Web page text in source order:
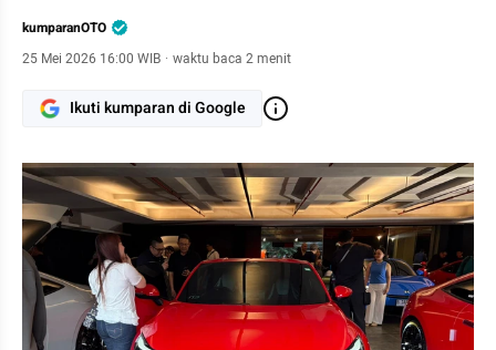
kumparanOTO
25 Mei 2026 16:00 WIB · waktu baca 2 menit
Ikuti kumparan di Google